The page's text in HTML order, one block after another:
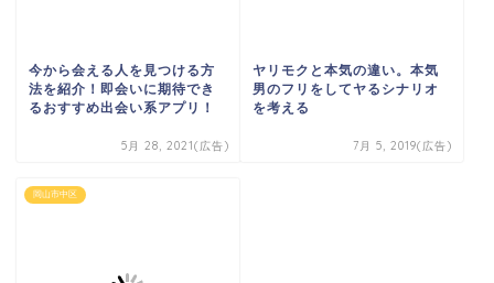
今から会える人を見つける方
法を紹介！即会いに期待でき
るおすすめ出会い系アプリ！
5月 28, 2021(広告)
ヤリモクと本気の違い。本気
男のフリをしてヤるシナリオ
を考える
7月 5, 2019(広告)
岡山市中区